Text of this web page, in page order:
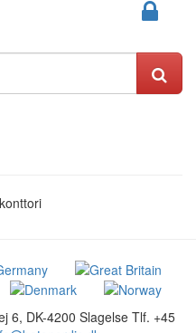
6, DK-4200 Slagelse Tlf. +45